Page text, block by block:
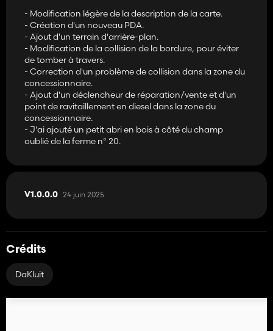
- Modification légère de la description de la carte.
- Création d'un nouveau PDA.
- Ajout d'un terrain d'arrière-plan.
- Modification de la collision de la bordure, pour éviter
de tomber à travers.
- Correction d'un problème de collision dans la zone du
concessionnaire.
- Ajout d'un déclencheur de réparation/vente et d'un
point de ravitaillement en diesel dans la zone du
concessionnaire.
- J'ai ajouté un petit abri en bois à côté du champ
oublié de la ferme n° 20.
V1.0.0.0 24 juin 2025
Crédits
DaKluit